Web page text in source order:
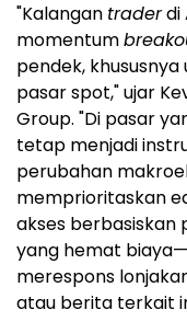
"Kalangan traderdi
momentum
pendek,
pasar spot," ujar
Group. "Di pasar
tetap menjadi
perubahan
memprioritaskan
akses berbasiskan
yang hemat
merespons
atau berita terkait